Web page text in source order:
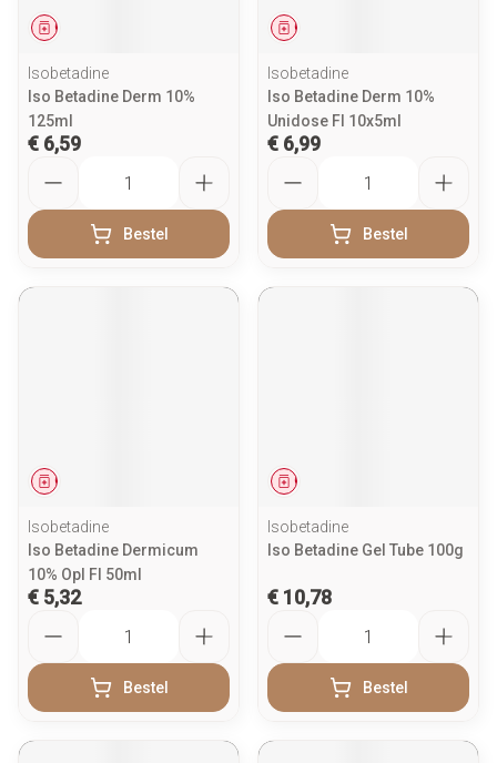
Geneesmiddel
Isobetadine
Iso Betadine Derm 10%
125ml
€ 6,59
Bestel
Geneesmiddel
Isobetadine
Iso Betadine Derm 10%
Unidose Fl 10x5ml
€ 6,99
Bestel
Geneesmiddel
Isobetadine
Iso Betadine Dermicum
10% Opl Fl 50ml
€ 5,32
Bestel
Geneesmiddel
Isobetadine
Iso Betadine Gel Tube 100g
€ 10,78
Bestel